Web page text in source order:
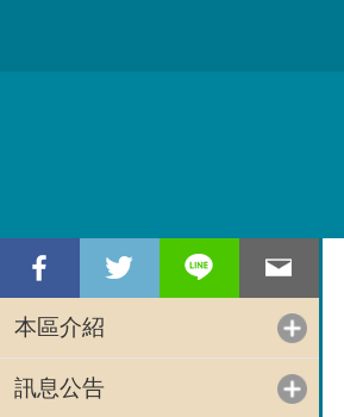
本區介紹
訊息公告